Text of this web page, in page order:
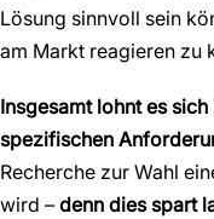
Lösung sinnvoll sein
am Markt reagieren zu
Insgesamt lohnt es
spezifischen
Recherche zur Wahl
wird – denn dies spart